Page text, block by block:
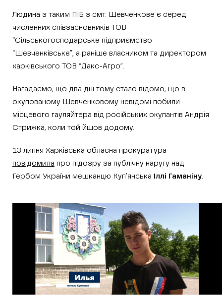
Людина з таким ПІБ з смт. Шевченкове є серед
численних співзасновників ТОВ
“Сільськогосподарське підприємство
“Шевченківське”, а раніше власником та директором
харківського ТОВ “Дакс-Агро”.
Нагадаємо, що два дні тому стало відомо, що в
окупованому Шевченковому невідомі побили
місцевого гауляйтера від російських окупантів Андрія
Стрижка, коли той йшов додому.
13 липня Харківська обласна прокуратура
повідомила про підозру за публічну наругу над
Гербом України мешканцю Куп’янська Іллі Гаманіну